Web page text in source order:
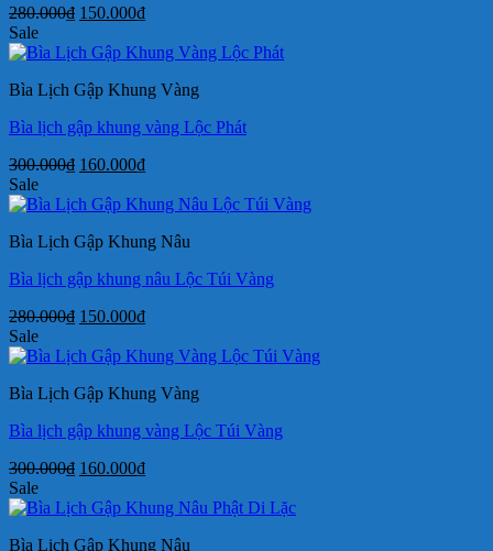
280.000₫ Giá
là:
150.000₫Giá
tại
150.000₫.
Sale
Bìa Lịch Gập Khung Vàng
Bìa lịch gập khung vàng Lộc Phát
300.000₫ Giá
là:
160.000₫Giá
tại
160.000₫.
Sale
Bìa Lịch Gập Khung Nâu
Bìa lịch gập khung nâu Lộc Túi Vàng
280.000₫ Giá
là:
150.000₫Giá
tại
150.000₫.
Sale
Bìa Lịch Gập Khung Vàng
Bìa lịch gập khung vàng Lộc Túi Vàng
300.000₫ Giá
là:
160.000₫Giá
tại
160.000₫.
Sale
Bìa Lịch Gập Khung Nâu